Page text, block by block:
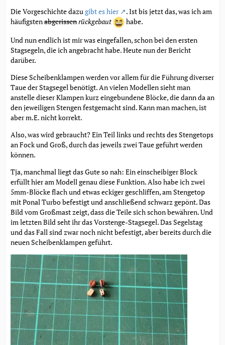
Die Vorgeschichte dazugibt es hier
. Ist bis jetzt das, was ich am
häufigstenabgerissenrückgebaut
habe.
Und nun endlich ist mir was eingefallen, schon bei den ersten
Stagsegeln, die ich angebracht habe. Heute nun der Bericht
darüber.
Diese Scheibenklampen werden vor allem für die Führung diverser
Taue der Stagsegel benötigt. An vielen Modellen sieht man
anstelle dieser Klampen kurz eingebundene Blöcke, die dann da an
den jeweiligen Stengen festgemacht sind. Kann man machen, ist
aber m.E. nicht korrekt.
Also, was wird gebraucht? Ein Teil links und rechts des Stengetops
an Fock und Groß, durch das jeweils zwei Taue geführt werden
können.
Tja, manchmal liegt das Gute so nah: Ein einscheibiger Block
erfüllt hier am Modell genau diese Funktion. Also habe ich zwei
5mm-Blöcke flach und etwas eckiger geschliffen, am Stengetop
mit Ponal Turbo befestigt und anschließend schwarz gepönt. Das
Bild vom Großmast zeigt, dass die Teile sich schon bewähren. Und
im letzten Bild seht ihr das Vorstenge-Stagsegel. Das Segelstag
und das Fall sind zwar noch nicht befestigt, aber bereits durch die
neuen Scheibenklampen geführt.